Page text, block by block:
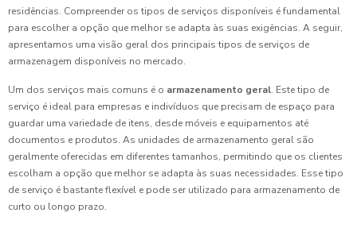
residências. Compreender os tipos de serviços disponíveis é fundamental
para escolher a opção que melhor se adapta às suas exigências. A seguir,
apresentamos uma visão geral dos principais tipos de serviços de
armazenagem disponíveis no mercado.
Um dos serviços mais comuns é o armazenamento geral. Este tipo de
serviço é ideal para empresas e indivíduos que precisam de espaço para
guardar uma variedade de itens, desde móveis e equipamentos até
documentos e produtos. As unidades de armazenamento geral são
geralmente oferecidas em diferentes tamanhos, permitindo que os clientes
escolham a opção que melhor se adapta às suas necessidades. Esse tipo
de serviço é bastante flexível e pode ser utilizado para armazenamento de
curto ou longo prazo.